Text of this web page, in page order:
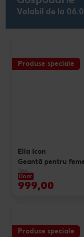
Valabil de la
Produse speciale
Ella Icon
Geantă pentru
1 buc
Doar
999,00
Produse speciale